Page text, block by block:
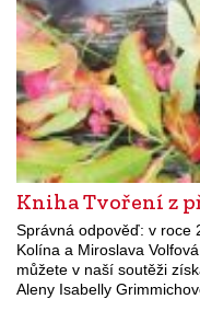
Kniha Tvoření z
Správná odpověď: v roce
Kolína a Miroslava
můžete v naší soutěži
Aleny Isabelly